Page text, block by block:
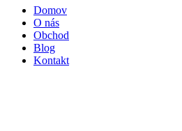
Domov
O nás
Obchod
Blog
Kontakt